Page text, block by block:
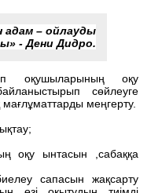
– ойлауды
- Дени Дидро.
оқушыларының оқу
сөйлеуге
меңгерту.
оқу ынтасын ,сабаққа
сапасын жақсарту